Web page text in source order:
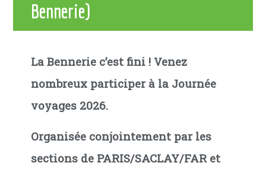
Bennerie)
La Bennerie c’est fini ! Venez
nombreux participer à la Journée
voyages 2026.
Organisée conjointement par les
sections de PARIS/SACLAY/FAR et